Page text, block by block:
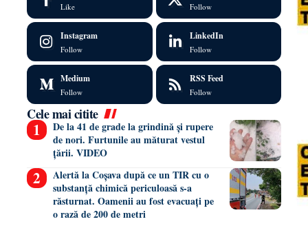
Like Follow
Instagram
Follow
LinkedIn
Follow
Medium
Follow
RSS Feed
Follow
Cele mai citite
De la 41 de grade la grindină și rupere
de nori. Furtunile au măturat vestul
țării. VIDEO
Alertă la Coșava după ce un TIR cu o
substanță chimică periculoasă s-a
răsturnat. Oamenii au fost evacuați pe
o rază de 200 de metri